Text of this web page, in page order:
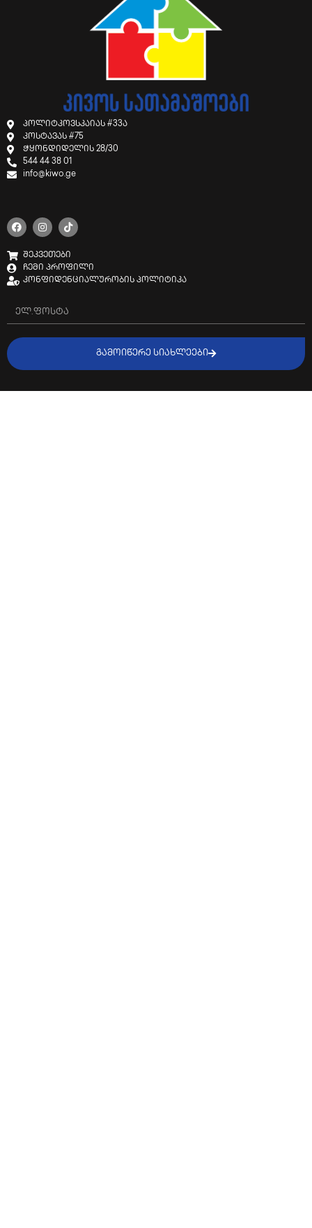
პოლიტკოვსკაიას #33ა
კოსტავას #75
ჭყონდიდელის 28/30
544 44 38 01
info@kiwo.ge
შეკვეთები
ჩემი პროფილი
კონფიდენციალურობის პოლიტიკა
ᲒᲐᲛᲝᲘᲬᲔᲠᲔ ᲡᲘᲐᲮᲚᲔᲔᲑᲘ